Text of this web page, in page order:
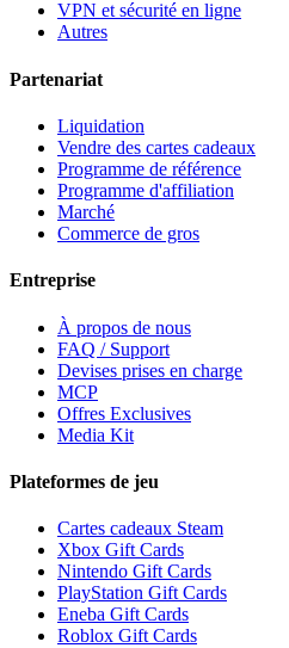
VPN et sécurité en ligne
Autres
Partenariat
Liquidation
Vendre des cartes cadeaux
Programme de référence
Programme d'affiliation
Marché
Commerce de gros
Entreprise
À propos de nous
FAQ / Support
Devises prises en charge
MCP
Offres Exclusives
Media Kit
Plateformes de jeu
Cartes cadeaux Steam
Xbox Gift Cards
Nintendo Gift Cards
PlayStation Gift Cards
Eneba Gift Cards
Roblox Gift Cards